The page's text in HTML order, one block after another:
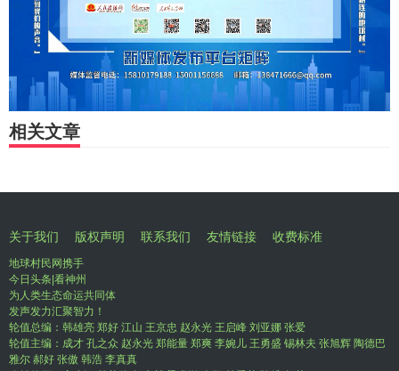
相关文章
关于我们 版权声明 联系我们 友情链接 收费标准
地球村民网携手
今日头条|看神州
为人类生态命运共同体
发声发力汇聚智力！
轮值总编：韩雄亮 郑好 江山 王京忠 赵永光 王启峰 刘亚娜 张爱
轮值主编：成才 孔之众 赵永光 郑能量 郑爽 李婉儿 王勇盛 锡林夫 张旭辉 陶德巴
雅尔 郝好 张傲 韩浩 李真真